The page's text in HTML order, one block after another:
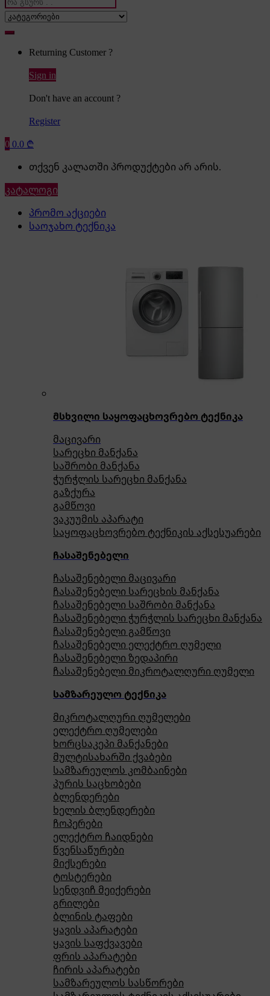
for:
Returning Customer ?
Sign in
Don't have an account ?
Register
00.0 ₾
თქვენ კალათში პროდუქტები არ არის.
კატალოგი
პრომო აქციები
საოჯახო ტექნიკა
მსხვილი საყოფაცხოვრებო ტექნიკა
მაცივარი
სარეცხი მანქანა
საშრობი მანქანა
ჭურჭლის სარეცხი მანქანა
გაზქურა
გამწოვი
ვაკუუმის აპარატი
საყოფაცხოვრებო ტექნიკის აქსესუარები
ჩასაშენებელი
ჩასაშენებელი მაცივარი
ჩასაშენებელი სარეცხის მანქანა
ჩასაშენებელი საშრობი მანქანა
ჩასაშენებელი ჭურჭლის სარეცხი მანქანა
ჩასაშენებელი გამწოვი
ჩასაშენებელი ელექტრო ღუმელი
ჩასაშენებელი ზედაპირი
ჩასაშენებელი მიკროტალღური ღუმელი
სამზარეულო ტექნიკა
მიკროტალღური ღუმელები
ელექტრო ღუმელები
ხორცსაკეპი მანქანები
მულტისახარში ქვაბები
სამზარეულოს კომბაინები
პურის საცხობები
ბლენდერები
ხელის ბლენდერები
ჩოპერები
ელექტრო ჩაიდნები
წვენსაწურები
მიქსერები
ტოსტერები
სენდვიჩ მეიქერები
გრილები
ბლინის ტაფები
ყავის აპარატები
ყავის საფქვავები
ფრის აპარატები
ჩირის აპარატები
სამზარეულოს სასწორები